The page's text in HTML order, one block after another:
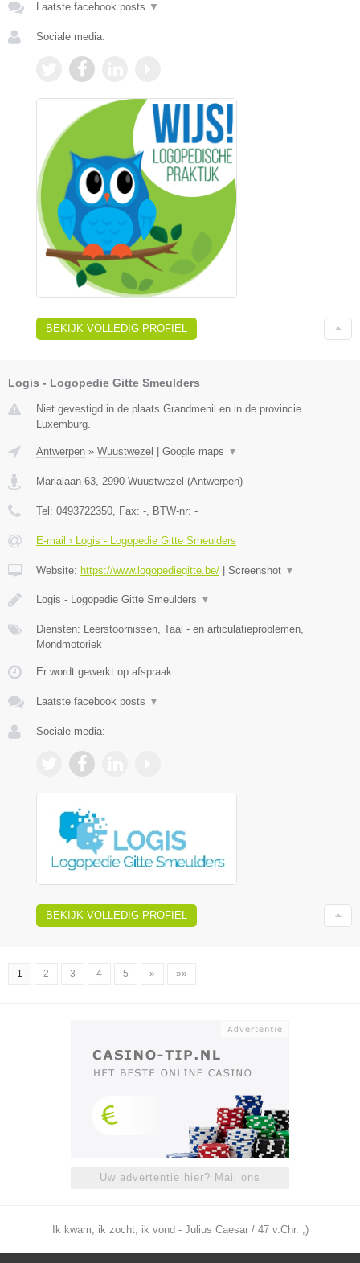
Laatste facebook posts ▼
Sociale media:
BEKIJK VOLLEDIG PROFIEL
Logis - Logopedie Gitte Smeulders
Niet gevestigd in de plaats Grandmenil en in de provincie
Luxemburg.
Antwerpen » Wuustwezel Google maps ▼
Marialaan 63, 2990 Wuustwezel (Antwerpen)
Tel: 0493722350, Fax: -, BTW-nr: -
E-mail › Logis - Logopedie Gitte Smeulders
Website: https://www.logopediegitte.be/ Screenshot ▼
Logis - Logopedie Gitte Smeulders ▼
Diensten: Leerstoornissen, Taal - en articulatieproblemen,
Mondmotoriek
Er wordt gewerkt op afspraak.
Laatste facebook posts ▼
Sociale media:
BEKIJK VOLLEDIG PROFIEL
1 2 3 4 5 » »»
Uw advertentie hier? Mail ons
Ik kwam, ik zocht, ik vond - Julius Caesar / 47 v.Chr. ;)